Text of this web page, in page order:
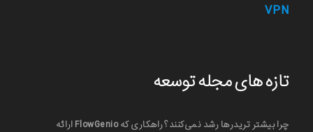
VPN
تازه های مجله توسعه
چرا بیشتر تریدرها رشد نمی‌کنند؟ راهکاری که FlowGenio ارائه